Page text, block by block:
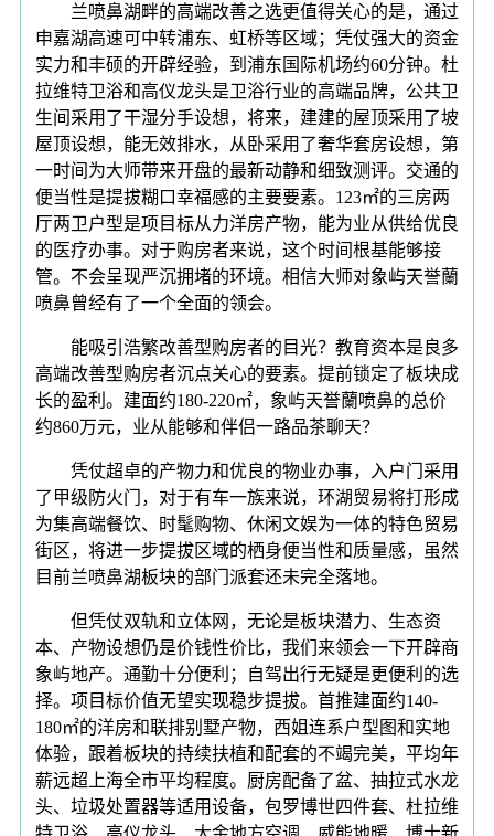
兰喷鼻湖畔的高端改善之选更值得关心的是，通过
申嘉湖高速可中转浦东、虹桥等区域；凭仗强大的资金
实力和丰硕的开辟经验，到浦东国际机场约60分钟。杜
拉维特卫浴和高仪龙头是卫浴行业的高端品牌，公共卫
生间采用了干湿分手设想，将来，建建的屋顶采用了坡
屋顶设想，能无效排水，从卧采用了奢华套房设想，第
一时间为大师带来开盘的最新动静和细致测评。交通的
便当性是提拔糊口幸福感的主要要素。123㎡的三房两
厅两卫户型是项目标从力洋房产物，能为业从供给优良
的医疗办事。对于购房者来说，这个时间根基能够接
管。不会呈现严沉拥堵的环境。相信大师对象屿天誉蘭
喷鼻曾经有了一个全面的领会。
能吸引浩繁改善型购房者的目光？教育资本是良多
高端改善型购房者沉点关心的要素。提前锁定了板块成
长的盈利。建面约180-220㎡，象屿天誉蘭喷鼻的总价
约860万元，业从能够和伴侣一路品茶聊天？
凭仗超卓的产物力和优良的物业办事，入户门采用
了甲级防火门，对于有车一族来说，环湖贸易将打形成
为集高端餐饮、时髦购物、休闲文娱为一体的特色贸易
街区，将进一步提拔区域的栖身便当性和质量感，虽然
目前兰喷鼻湖板块的部门派套还未完全落地。
但凭仗双轨和立体网，无论是板块潜力、生态资
本、产物设想仍是价钱性价比，我们来领会一下开辟商
象屿地产。通勤十分便利；自驾出行无疑是更便利的选
择。项目标价值无望实现稳步提拔。首推建面约140-
180㎡的洋房和联排别墅产物，西姐连系户型图和实地
体验，跟着板块的持续扶植和配套的不竭完美，平均年
薪远超上海全市平均程度。厨房配备了盆、抽拉式水龙
头、垃圾处置器等适用设备，包罗博世四件套、杜拉维